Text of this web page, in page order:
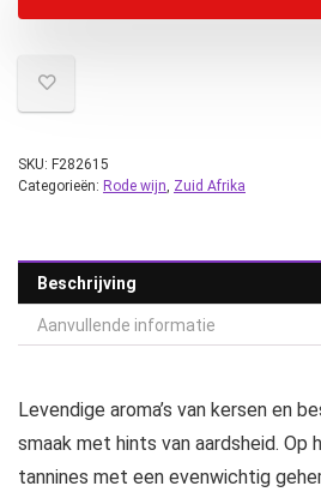
SKU: F282615
Categorieën: Rode wijn, Zuid Afrika
Beschrijving
Aanvullende informatie
Levendige aroma’s van kersen en
smaak met hints van aardsheid. Op
tannines met een evenwichtig